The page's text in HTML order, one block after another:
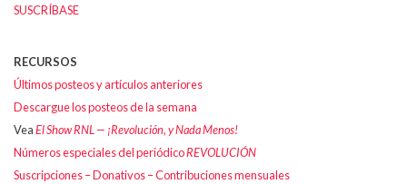
SUSCRÍBASE
RECURSOS
Últimos posteos y artículos anteriores
Descargue los posteos de la semana
VeaEl Show RNL — ¡Revolución, y Nada Menos!
Números especiales del periódicoREVOLUCIÓN
Suscripciones – Donativos – Contribuciones mensuales